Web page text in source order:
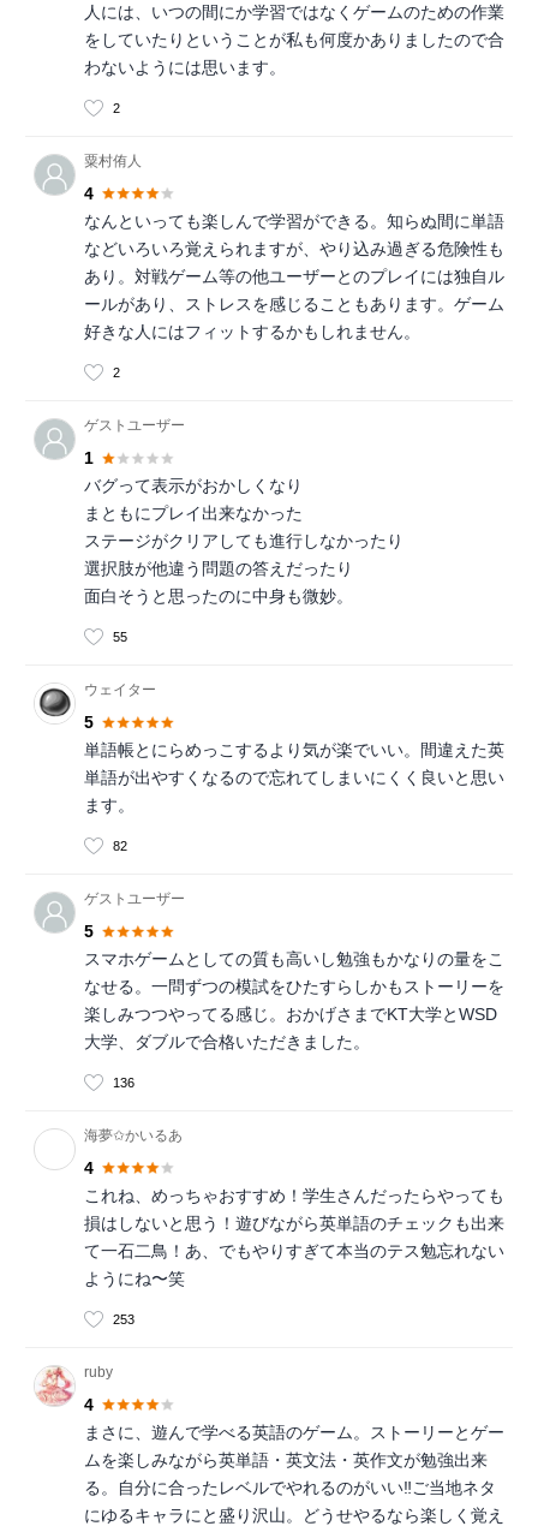
人には、いつの間にか学習ではなくゲームのための作業
をしていたりということが私も何度かありましたので合
わないようには思います。
2
粟村侑人
4
なんといっても楽しんで学習ができる。知らぬ間に単語
などいろいろ覚えられますが、やり込み過ぎる危険性も
あり。対戦ゲーム等の他ユーザーとのプレイには独自ル
ールがあり、ストレスを感じることもあります。ゲーム
好きな人にはフィットするかもしれません。
2
ゲストユーザー
1
バグって表示がおかしくなり
まともにプレイ出来なかった
ステージがクリアしても進行しなかったり
選択肢が他違う問題の答えだったり
面白そうと思ったのに中身も微妙。
55
ウェイター
5
単語帳とにらめっこするより気が楽でいい。間違えた英
単語が出やすくなるので忘れてしまいにくく良いと思い
ます。
82
ゲストユーザー
5
スマホゲームとしての質も高いし勉強もかなりの量をこ
なせる。一問ずつの模試をひたすらしかもストーリーを
楽しみつつやってる感じ。おかげさまでKT大学とWSD
大学、ダブルで合格いただきました。
136
海夢✩かいるあ
4
これね、めっちゃおすすめ！学生さんだったらやっても
損はしないと思う！遊びながら英単語のチェックも出来
て一石二鳥！あ、でもやりすぎて本当のテス勉忘れない
ようにね〜笑
253
ruby
4
まさに、遊んで学べる英語のゲーム。ストーリーとゲー
ムを楽しみながら英単語・英文法・英作文が勉強出来
る。自分に合ったレベルでやれるのがいい‼︎ご当地ネタ
にゆるキャラにと盛り沢山。どうせやるなら楽しく覚え